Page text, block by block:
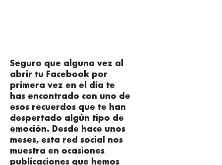
Seguro que alguna vez al
abrir tu Facebook por
primera vez en el día te
has encontrado con uno de
esos recuerdos que te han
despertado algún tipo de
emoción. Desde hace unos
meses, esta red social nos
muestra en ocasiones
publicaciones que hemos